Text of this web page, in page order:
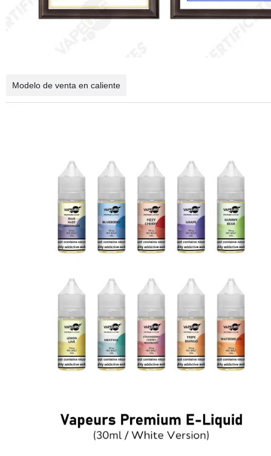
Modelo de venta en caliente